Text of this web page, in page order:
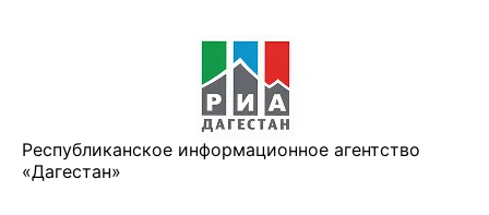
Республиканское информационное агентство
«Дагестан»